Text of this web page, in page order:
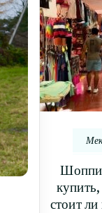
купить,
стоит